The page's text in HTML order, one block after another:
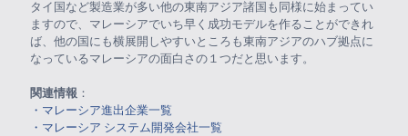
タイ国など製造業が多い他の東南アジア諸国も同様に始まってい
ますので、マレーシアでいち早く成功モデルを作ることができれ
ば、他の国にも横展開しやすいところも東南アジアのハブ拠点に
なっているマレーシアの面白さの１つだと思います。
関連情報 ：
・マレーシア進出企業一覧
・マレーシア システム開発会社一覧